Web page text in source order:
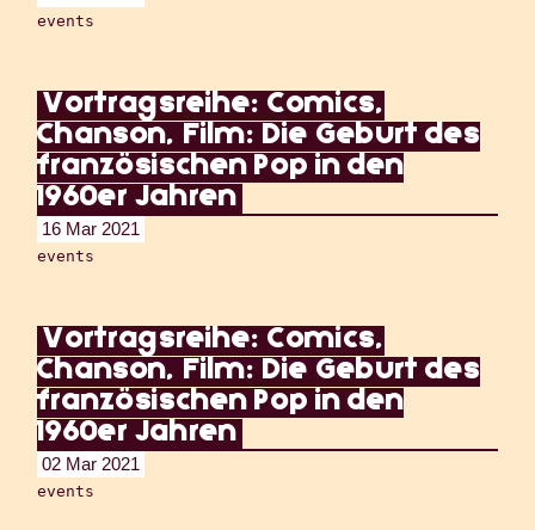
events
Vortragsreihe: Comics,
Chanson, Film: Die Geburt des
französischen Pop in den
1960er Jahren
16 Mar 2021
events
Vortragsreihe: Comics,
Chanson, Film: Die Geburt des
französischen Pop in den
1960er Jahren
02 Mar 2021
events